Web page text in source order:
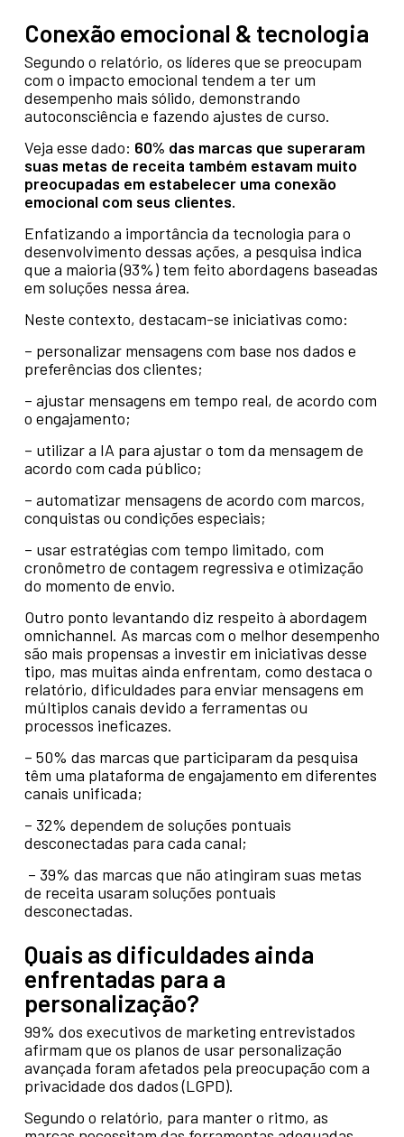
Conexão emocional & tecnologia
Segundo o relatório, os líderes que se preocupam
com o impacto emocional tendem a ter um
desempenho mais sólido, demonstrando
autoconsciência e fazendo ajustes de curso.
Veja esse dado: 60% das marcas que superaram
suas metas de receita também estavam muito
preocupadas em estabelecer uma conexão
emocional com seus clientes.
Enfatizando a importância da tecnologia para o
desenvolvimento dessas ações, a pesquisa indica
que a maioria (93%) tem feito abordagens baseadas
em soluções nessa área.
Neste contexto, destacam-se iniciativas como:
– personalizar mensagens com base nos dados e
preferências dos clientes;
– ajustar mensagens em tempo real, de acordo com
o engajamento;
– utilizar a IA para ajustar o tom da mensagem de
acordo com cada público;
– automatizar mensagens de acordo com marcos,
conquistas ou condições especiais;
– usar estratégias com tempo limitado, com
cronômetro de contagem regressiva e otimização
do momento de envio.
Outro ponto levantando diz respeito à abordagem
omnichannel. As marcas com o melhor desempenho
são mais propensas a investir em iniciativas desse
tipo, mas muitas ainda enfrentam, como destaca o
relatório, dificuldades para enviar mensagens em
múltiplos canais devido a ferramentas ou
processos ineficazes.
– 50% das marcas que participaram da pesquisa
têm uma plataforma de engajamento em diferentes
canais unificada;
– 32% dependem de soluções pontuais
desconectadas para cada canal;
– 39% das marcas que não atingiram suas metas
de receita usaram soluções pontuais
desconectadas.
Quais as dificuldades ainda
enfrentadas para a
personalização?
99% dos executivos de marketing entrevistados
afirmam que os planos de usar personalização
avançada foram afetados pela preocupação com a
privacidade dos dados (LGPD).
Segundo o relatório, para manter o ritmo, as